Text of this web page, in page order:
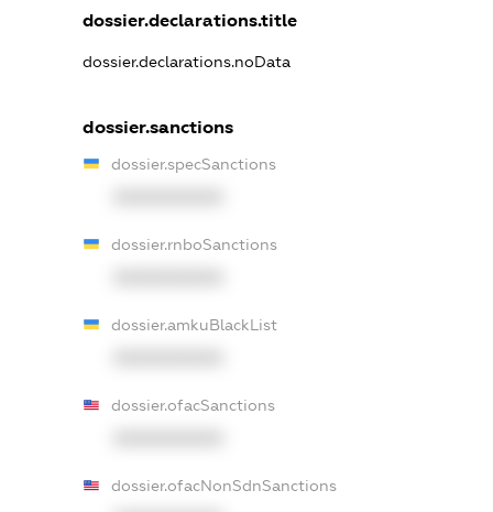
dossier.declarations.title
dossier.declarations.noData
dossier.sanctions
dossier.specSanctions
dossier.rnboSanctions
dossier.amkuBlackList
dossier.ofacSanctions
dossier.ofacNonSdnSanctions